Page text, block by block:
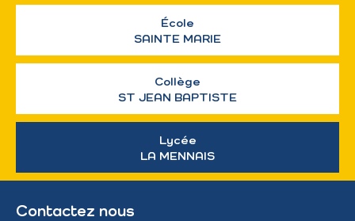
École
SAINTE MARIE
Collège
ST JEAN BAPTISTE
Lycée
LA MENNAIS
Contactez nous